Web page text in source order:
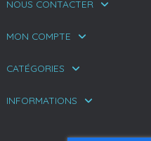
NOUS CONTACTER
MON COMPTE
CATÉGORIES
INFORMATIONS